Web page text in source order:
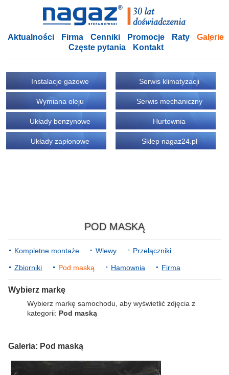
Aktualności Firma Cenniki Promocje Raty
Galerie
Częste pytania
Kontakt
Instalacje gazowe
Wymiana oleju
Układy benzynowe
Układy zapłonowe
Serwis klimatyzacji
Serwis mechaniczny
Hurtownia
Sklep nagaz24.pl
POD MASKĄ
Kompletne montaże Wlewy Przełączniki
Zbiorniki Pod maską Hamownia Firma
Wybierz markę
Wybierz markę samochodu, aby wyświetlić zdjęcia z
kategorii: Pod maską
Galeria: Pod maską